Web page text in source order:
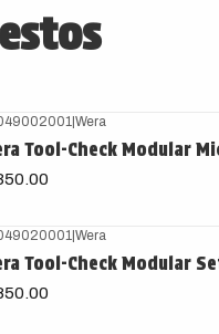
|Wera
Tool-Check Modular
|Wera
Tool-Check Modular